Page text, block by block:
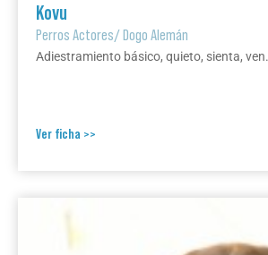
Kovu
Perros Actores/Dogo Alemán
Adiestramiento básico, quieto, sienta, ven.
Ver ficha >>